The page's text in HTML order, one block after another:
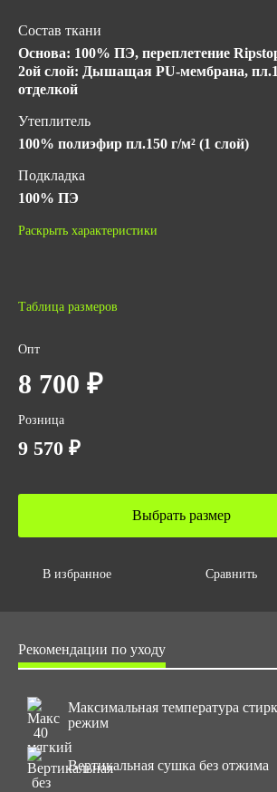
Состав ткани
Основа: 100% ПЭ, переплетение
2ой слой: Дышащая PU-мембрана,
отделкой
Утеплитель
100% полиэфир пл.150 г/м² (1 слой)
Подкладка
100% ПЭ
Климатический пояс
1
хранения)
ГОСТ 12.4.281-2021
Раскрыть характеристики
Таблица размеров
Опт
8 700 ₽
Розница
9 570 ₽
Выбрать размер
В избранное Сравнить
Рекомендации по уходу
Максимальная температура
режим
Вертикальная сушка без отжима